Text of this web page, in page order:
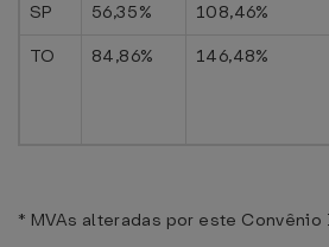
SP
56,35% 108,46%
TO
84,86% 146,48%
* MVAs alteradas por este Convênio